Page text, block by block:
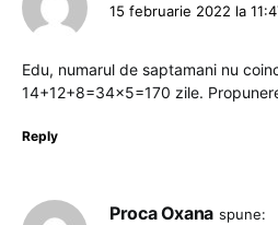
15 februarie 2022 la
Edu, numarul de saptamani nu
14+12+8=34×5=170 zile.
Reply
Proca Oxana spune: